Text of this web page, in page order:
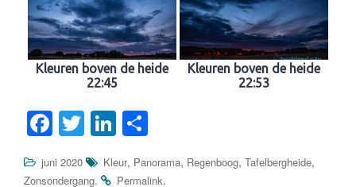
Kleuren boven de heide
22:45
Kleuren boven de heide
22:53
F
c
T
tt
Li
k
e
juni 2020 Kleur, Panorama, Regenboog, Tafelbergheide,
Zonsondergang. Permalink.